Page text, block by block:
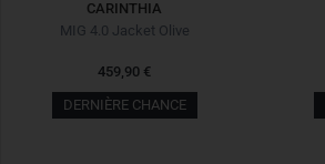
CARINTHIA
MIG 4.0 Jacket Olive
459,90 €
DERNIÈRE CHANCE